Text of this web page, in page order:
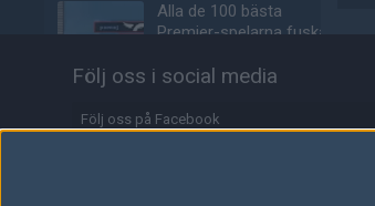
Alla de 100 bästa
Premier-spelarna fuskar
05/08 COUNTER-STRIKE
Valves nya VR-
Följ oss i social media
Följ oss på Facebook